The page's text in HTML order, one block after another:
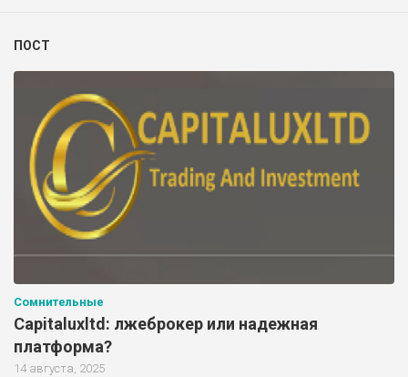
ПОСТ
Сомнительные
Capitaluxltd: лжеброкер или надежная
платформа?
14 августа, 2025